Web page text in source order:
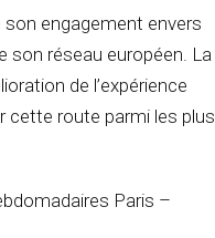
son engagement envers
son réseau européen. La
de l’expérience
cette route parmi les plus
Paris –